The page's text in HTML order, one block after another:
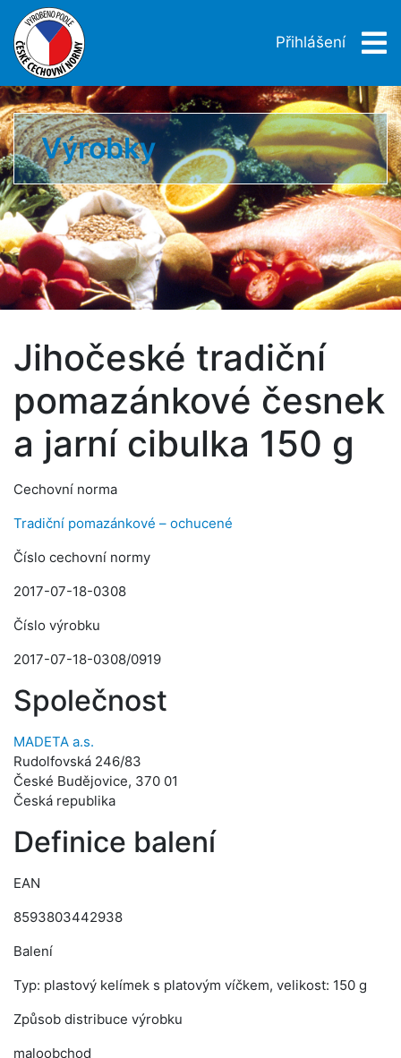
Přihlášení
Výrobky
Jihočeské tradiční
pomazánkové česnek
a jarní cibulka 150 g
Cechovní norma
Tradiční pomazánkové – ochucené
Číslo cechovní normy
2017-07-18-0308
Číslo výrobku
2017-07-18-0308/0919
Společnost
MADETA a.s.
Rudolfovská 246/83
České Budějovice, 370 01
Česká republika
Definice balení
EAN
8593803442938
Balení
Typ: plastový kelímek s platovým víčkem, velikost: 150 g
Způsob distribuce výrobku
maloobchod